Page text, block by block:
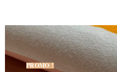
PROMO !